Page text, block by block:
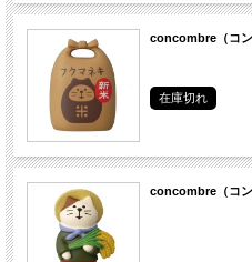
concombre（コ
在庫切れ
concombre（コ